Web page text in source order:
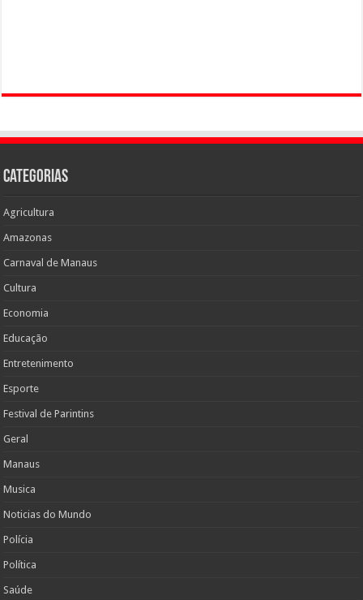
Categorias
Agricultura
Amazonas
Carnaval de Manaus
Cultura
Economia
Educação
Entretenimento
Esporte
Festival de Parintins
Geral
Manaus
Musica
Noticias do Mundo
Polícia
Política
Saúde